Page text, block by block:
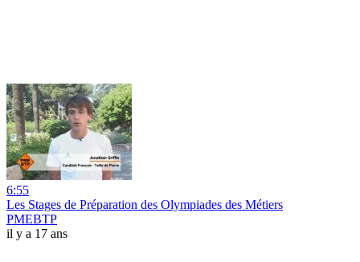
6:55
Les Stages de Préparation des Olympiades des Métiers
PMEBTP
il y a 17 ans